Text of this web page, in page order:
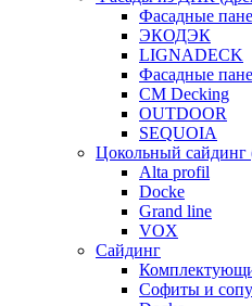
Фасадные
ЭКОДЭК
LIGNADECK
Фасадные
CM Decking
OUTDOOR
SEQUOIA
Цокольный сайдинг
Alta profil
Docke
Grand line
VOX
Сайдинг
Софиты и